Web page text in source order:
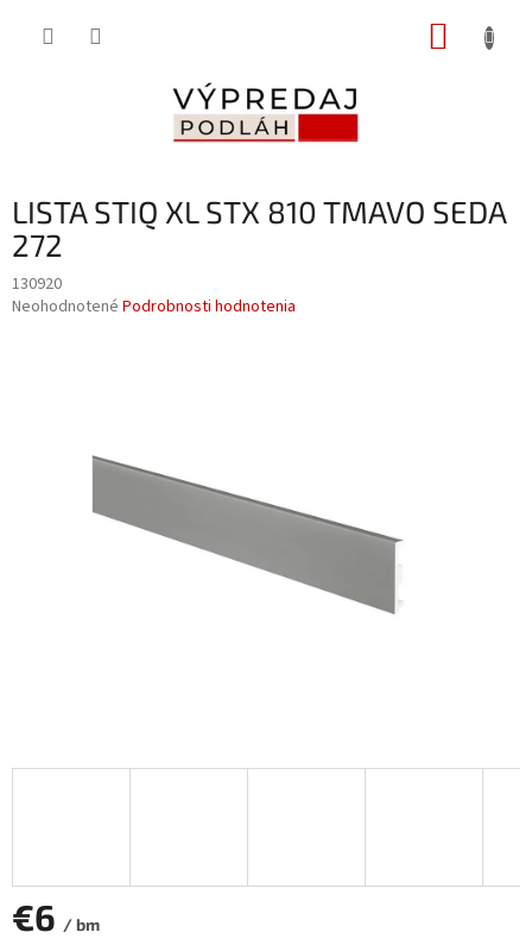
LISTA STIQ XL STX 810 TMAVO SEDA
272
130920
Priemerné
hviezdičiek.
Neohodnotené Podrobnosti hodnotenia
€6 / bm